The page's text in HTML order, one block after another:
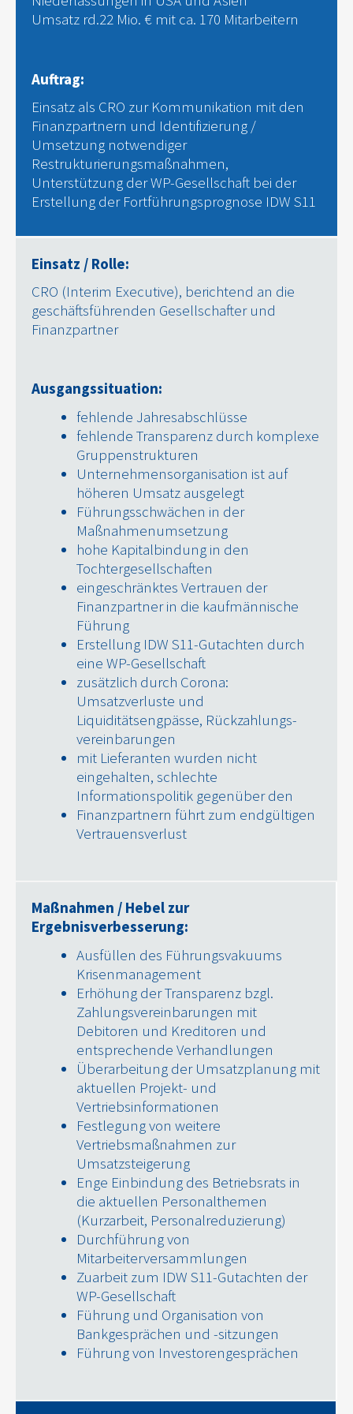
Umsatz rd.22 Mio. € mit ca. 170 Mitarbeitern
Auftrag:
Einsatz als CRO zur Kommunikation mit den
Finanzpartnern und Identifizierung /
Umsetzung notwendiger
Restrukturierungsmaßnahmen,
Unterstützung der WP-Gesellschaft bei der
Erstellung der Fortführungsprognose IDW S11
Einsatz / Rolle:
CRO (Interim Executive), berichtend an die
geschäftsführenden Gesellschafter und
Finanzpartner
Ausgangssituation:
fehlende Jahresabschlüsse
fehlende Transparenz durch komplexe
Gruppenstrukturen
Unternehmensorganisation ist auf
höheren Umsatz ausgelegt
Führungsschwächen in der
Maßnahmenumsetzung
hohe Kapitalbindung in den
Tochtergesellschaften
eingeschränktes Vertrauen der
Finanzpartner in die kaufmännische
Führung
Erstellung IDW S11-Gutachten durch
eine WP-Gesellschaft
zusätzlich durch Corona:
Umsatzverluste und
Liquiditätsengpässe, Rückzahlungs-
vereinbarungen
mit Lieferanten wurden nicht
eingehalten, schlechte
Informationspolitik gegenüber den
Finanzpartnern führt zum endgültigen
Vertrauensverlust
Maßnahmen / Hebel zur
Ergebnisverbesserung:
Ausfüllen des Führungsvakuums
Krisenmanagement
Erhöhung der Transparenz bzgl.
Zahlungsvereinbarungen mit
Debitoren und Kreditoren und
entsprechende Verhandlungen
Überarbeitung der Umsatzplanung mit
aktuellen Projekt- und
Vertriebsinformationen
Festlegung von weitere
Vertriebsmaßnahmen zur
Umsatzsteigerung
Enge Einbindung des Betriebsrats in
die aktuellen Personalthemen
(Kurzarbeit, Personalreduzierung)
Durchführung von
Mitarbeiterversammlungen
Zuarbeit zum IDW S11-Gutachten der
WP-Gesellschaft
Führung und Organisation von
Bankgesprächen und -sitzungen
Führung von Investorengesprächen